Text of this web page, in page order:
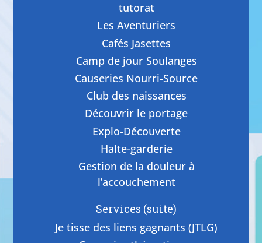
tutorat
Les Aventuriers
Cafés Jasettes
Camp de jour Soulanges
Causeries Nourri-Source
Club des naissances
Découvrir le portage
Explo-Découverte
Halte-garderie
Gestion de la douleur à
l’accouchement
Services (suite)
Je tisse des liens gagnants (JTLG)